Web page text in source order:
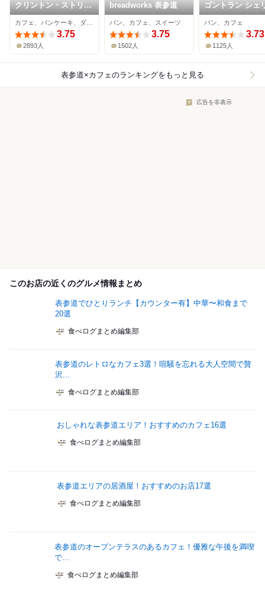
クリントン・ストリー
ト・ベイキング・カン
パニー 南青山店
3.75
2893人
breadworks 表参道
パン、カフェ、スイーツ
3.75
1502人
ゴントラン シェ
東京青山店
パン、カフェ
3.73
1125人
表参道×カフェのランキングをもっと見る
広告を非表示
このお店の近くのグルメ情報まとめ
表参道でひとりランチ【カウンター有】中華〜和食まで
20選
食べログまとめ編集部
表参道のレトロなカフェ3選！喧騒を忘れる大人空間で贅
沢...
食べログまとめ編集部
おしゃれな表参道エリア！おすすめのカフェ16選
食べログまとめ編集部
表参道エリアの居酒屋！おすすめのお店17選
食べログまとめ編集部
表参道のオープンテラスのあるカフェ！優雅な午後を満喫
で...
食べログまとめ編集部